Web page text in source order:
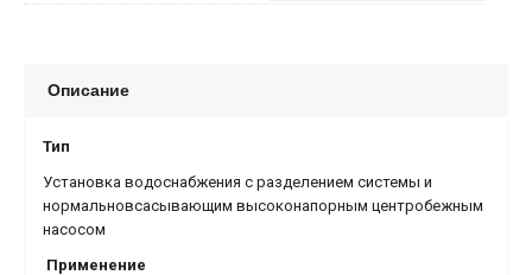
Описание
Тип
Установка водоснабжения с разделением системы и
нормальновсасывающим высоконапорным центробежным
насосом
Применение